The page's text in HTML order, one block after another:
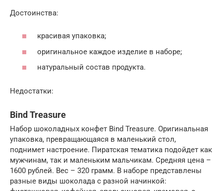
Достоинства:
красивая упаковка;
оригинальное каждое изделие в наборе;
натуральный состав продукта.
Недостатки:
Bind Treasure
Набор шоколадных конфет Bind Treasure. Оригинальная
упаковка, превращающаяся в маленький стол,
поднимет настроение. Пиратская тематика подойдет как
мужчинам, так и маленьким мальчикам. Средняя цена –
1600 рублей. Вес – 320 грамм. В наборе представлены
разные виды шоколада с разной начинкой: